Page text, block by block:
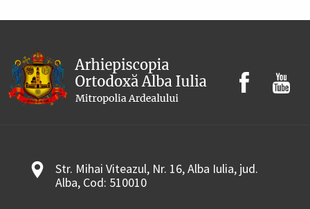
Str. Mihai Viteazul, Nr. 16, Alba Iulia, jud.
Alba, Cod: 510010